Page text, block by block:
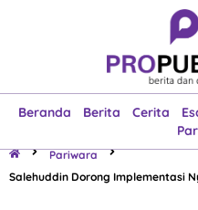
Beranda Berita Cerita
Pariwara
Salehuddin Dorong Implementasi